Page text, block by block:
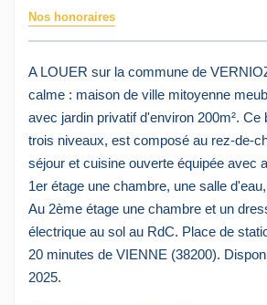
Nos honoraires
A LOUER sur la commune de
calme : maison de ville mitoyenne
avec jardin privatif d'environ 200m². Ce
trois niveaux, est composé au rez-de-
séjour et cuisine ouverte équipée avec
1er étage une chambre, une salle
Au 2ème étage une chambre et un
électrique au sol au RdC. Place de
20 minutes de VIENNE (38200).
2025.